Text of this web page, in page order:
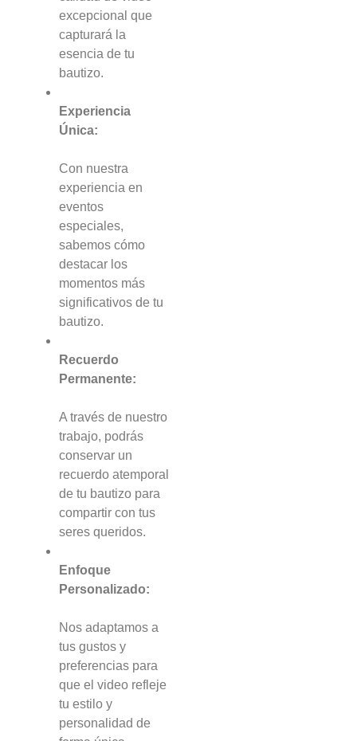
excepcional que
capturará la
esencia de tu
bautizo.
Experiencia
Única:
Con nuestra
experiencia en
eventos
especiales,
sabemos cómo
destacar los
momentos más
significativos de tu
bautizo.
Recuerdo
Permanente:
A través de nuestro
trabajo, podrás
conservar un
recuerdo atemporal
de tu bautizo para
compartir con tus
seres queridos.
Enfoque
Personalizado:
Nos adaptamos a
tus gustos y
preferencias para
que el video refleje
tu estilo y
personalidad de